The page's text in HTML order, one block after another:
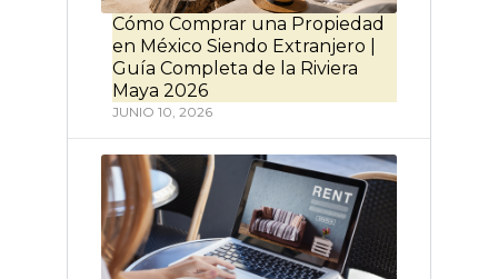
Cómo Comprar una Propiedad
en México Siendo Extranjero |
Guía Completa de la Riviera
Maya 2026
JUNIO 10, 2026